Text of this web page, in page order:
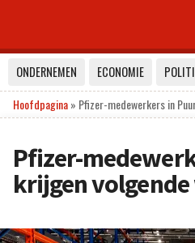
ONDERNEMEN ECONOMIE
Hoofdpagina» Pfizer-medewerkers in
Pfizer-
krijgen